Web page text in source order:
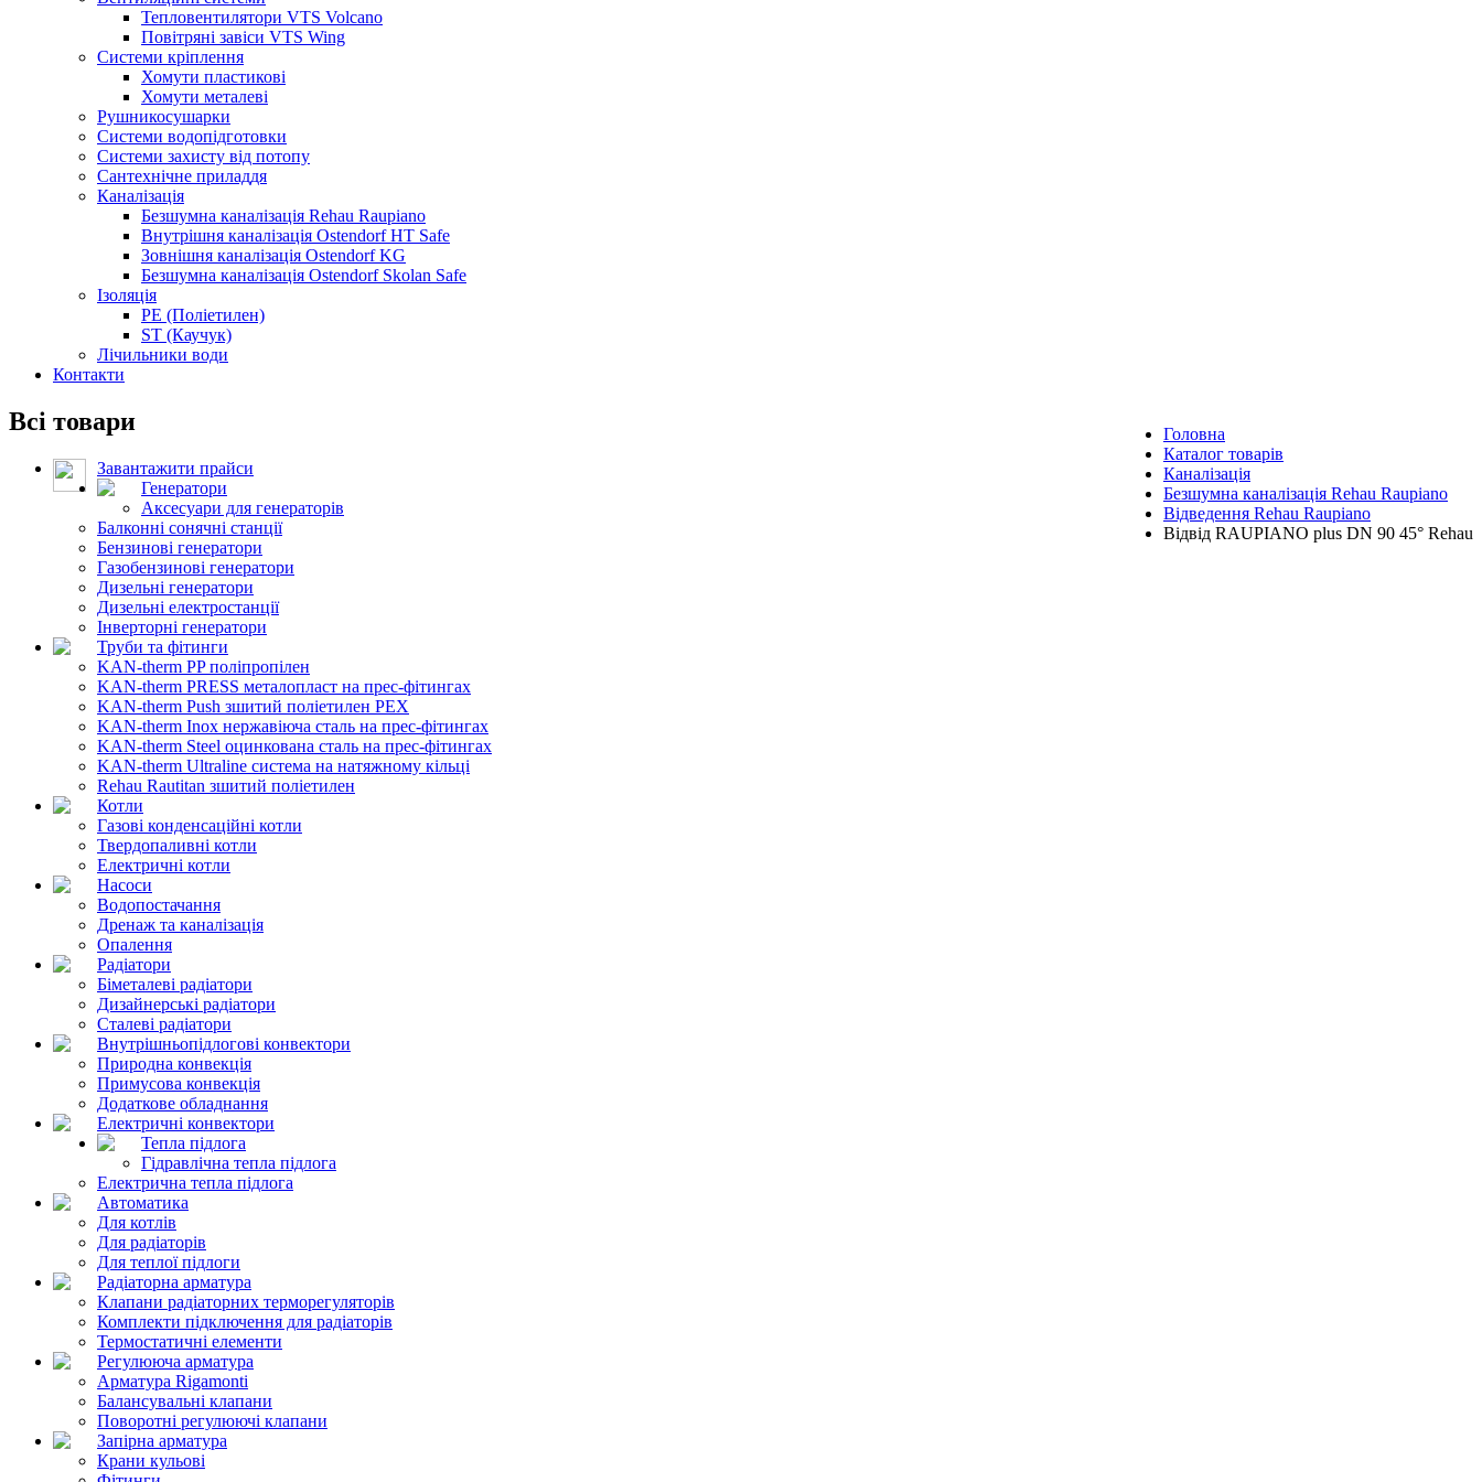
Тепловентилятори VTS Volcano
Повітряні завіси VTS Wing
Системи кріплення
Хомути пластикові
Хомути металеві
Рушникосушарки
Системи водопідготовки
Системи захисту від потопу
Сантехнічне приладдя
Каналізація
Безшумна каналізація Rehau Raupiano
Внутрішня каналізація Ostendorf HT Safe
Зовнішня каналізація Ostendorf KG
Безшумна каналізація Ostendorf Skolan Safe
Ізоляція
PE (Поліетилен)
ST (Каучук)
Лічильники води
Контакти
Головна
Каталог товарів
Каналізація
Безшумна каналізація Rehau Raupiano
Відведення Rehau Raupiano
Відвід RAUPIANO plus DN 90 45° Rehau
Всі товари
Завантажити прайси
Генератори
Аксесуари для генераторів
Балконні сонячні станції
Бензинові генератори
Газобензинові генератори
Дизельні генератори
Дизельні електростанції
Інверторні генератори
Труби та фітинги
KAN-therm PP поліпропілен
KAN-therm PRESS металопласт на прес-фітингах
KAN-therm Push зшитий поліетилен PEX
KAN-therm Inox нержавіюча сталь на прес-фітингах
KAN-therm Steel оцинкована сталь на прес-фітингах
KAN-therm Ultraline система на натяжному кільці
Rehau Rautitan зшитий поліетилен
Котли
Газові конденсаційні котли
Твердопаливні котли
Електричні котли
Насоси
Водопостачання
Дренаж та каналізація
Опалення
Радіатори
Біметалеві радіатори
Дизайнерські радіатори
Сталеві радіатори
Внутрішньопідлогові конвектори
Природна конвекція
Примусова конвекція
Додаткове обладнання
Електричні конвектори
Тепла підлога
Гідравлічна тепла підлога
Електрична тепла підлога
Автоматика
Для котлів
Для радіаторів
Для теплої підлоги
Радіаторна арматура
Клапани радіаторних терморегуляторів
Комплекти підключення для радіаторів
Термостатичні елементи
Регулююча арматура
Арматура Rigamonti
Балансувальні клапани
Поворотні регулюючі клапани
Запірна арматура
Крани кульові